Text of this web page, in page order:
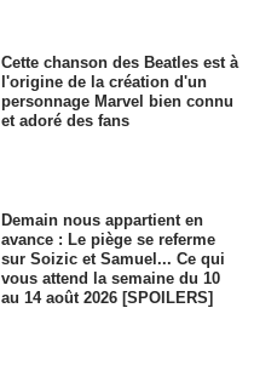
Cette chanson des Beatles est à
l'origine de la création d'un
personnage Marvel bien connu
et adoré des fans
Demain nous appartient en
avance : Le piège se referme
sur Soizic et Samuel... Ce qui
vous attend la semaine du 10
au 14 août 2026 [SPOILERS]